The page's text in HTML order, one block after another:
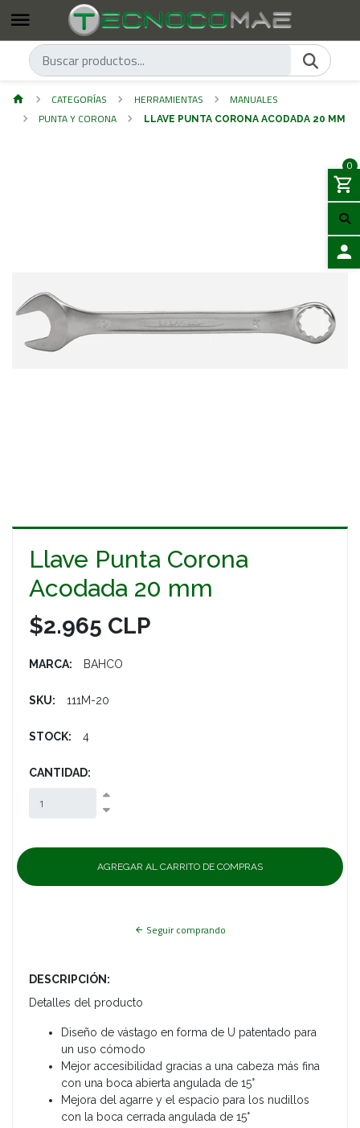
0
CATEGORÍAS HERRAMIENTAS
MANUALES
PUNTA Y CORONA
LLAVE PUNTA CORONA ACODADA 20 MM
Llave Punta Corona
Acodada 20 mm
$2.965 CLP
MARCA: BAHCO
SKU: 111M-20
STOCK: 4
CANTIDAD:
Seguir comprando
DESCRIPCIÓN:
Detalles del producto
Diseño de vástago en forma de U patentado para
un uso cómodo
Mejor accesibilidad gracias a una cabeza más fina
con una boca abierta angulada de 15°
Mejora del agarre y el espacio para los nudillos
con la boca cerrada angulada de 15°